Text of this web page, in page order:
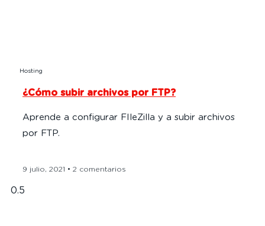
Hosting
¿Cómo subir archivos por FTP?
Aprende a configurar FIleZilla y a subir archivos
por FTP.
9 julio, 2021 2 comentarios